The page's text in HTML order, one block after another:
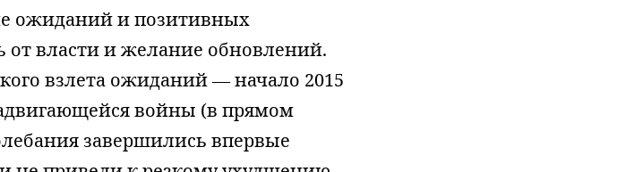
ожиданий и позитивных
от власти и желание обновлений.
взлета ожиданий — начало 2015
войны (в прямом
завершились впервые